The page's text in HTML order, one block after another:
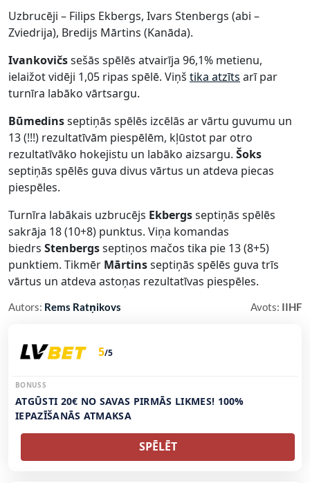
Uzbrucēji – Filips Ekbergs, Ivars Stenbergs (abi –
Zviedrija), Bredijs Mārtins (Kanāda).
Ivankovičssešās spēlēs atvairīja 96,1% metienu,
ielaižot vidēji 1,05 ripas spēlē. Viņš tika atzīts arī par
turnīra labāko vārtsargu.
Būmedinsseptiņās spēlēs izcēlās ar vārtu guvumu un
13 (!!!) rezultatīvām piespēlēm, kļūstot par otro
rezultatīvāko hokejistu un labāko aizsargu. Šoks
septiņās spēlēs guva divus vārtus un atdeva piecas
piespēles.
Turnīra labākais uzbrucējs Ekbergsseptiņās spēlēs
sakrāja 18 (10+8) punktus. Viņa komandas
biedrs Stenbergsseptiņos mačos tika pie 13 (8+5)
punktiem. Tikmēr Mārtinsseptiņās spēlēs guva trīs
vārtus un atdeva astoņas rezultatīvas piespēles.
Autors: Rems Ratņikovs Avots: IIHF
5/5
BONUSS
ATGŪSTI 20€ NO SAVAS PIRMĀS LIKMES! 100%
IEPAZĪŠANĀS ATMAKSA
SPĒLĒT